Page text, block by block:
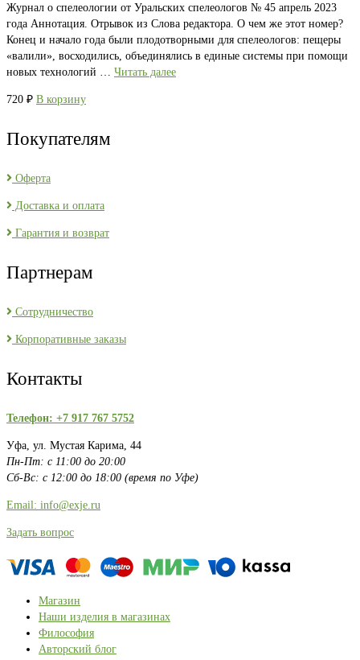
Журнал о спелеологии от Уральских спелеологов № 45 апрель 2023
года Аннотация. Отрывок из Слова редактора. О чем же этот номер?
Конец и начало года были плодотворными для спелеологов: пещеры
«валили», восходились, объединялись в единые системы при помощи
новых технологий … Читать далее
720 ₽ В корзину
Покупателям
Оферта
Доставка и оплата
Гарантия и возврат
Партнерам
Сотрудничество
Корпоративные заказы
Контакты
Телефон: +7 917 767 5752
Уфа, ул. Мустая Карима, 44
Пн-Пт: с 11:00 до 20:00
Сб-Вс: с 12:00 до 18:00 (время по Уфе)
Email: info@exje.ru
Задать вопрос
Магазин
Наши изделия в магазинах
Философия
Авторский блог